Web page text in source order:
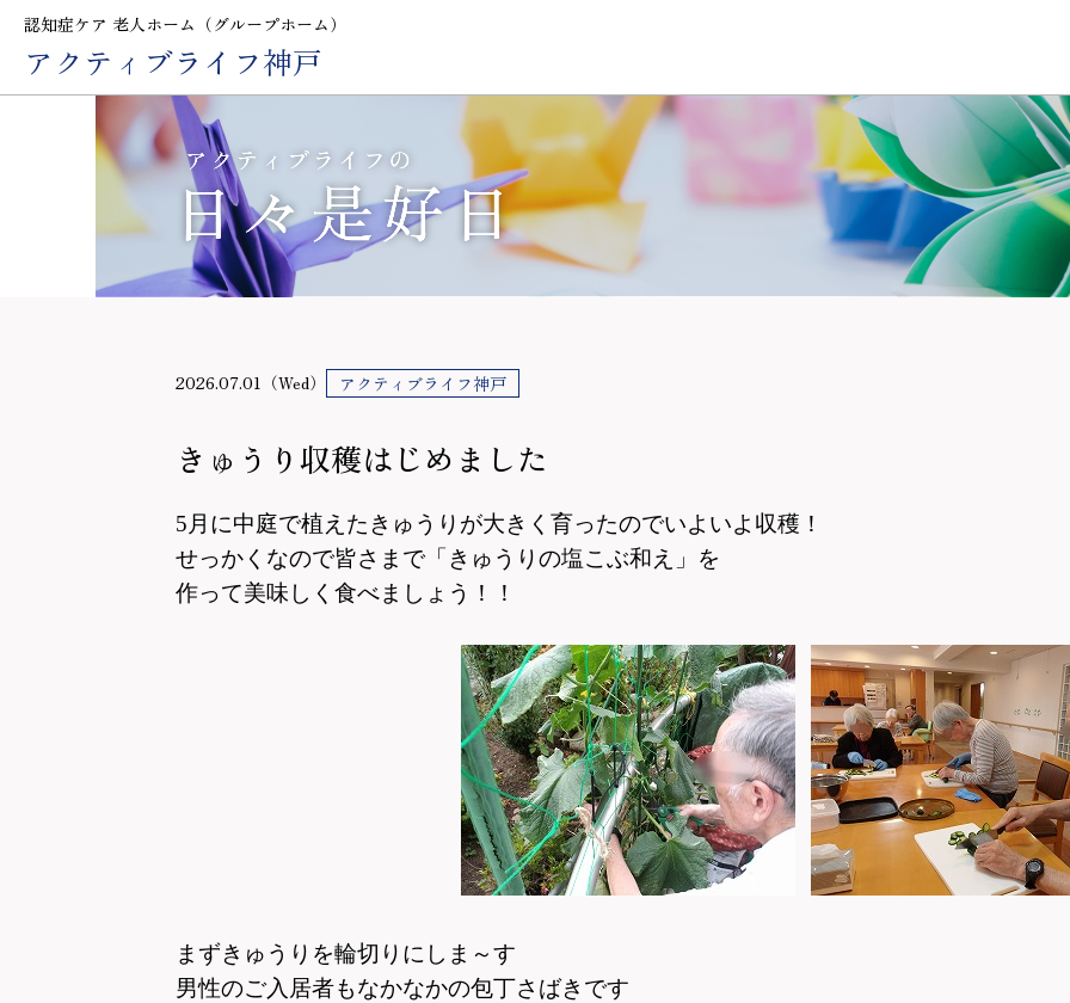
認知症ケア 老人ホーム（グループホーム）
アクティブライフ神戸
2026.07.01（Wed） アクティブライフ神戸
きゅうり収穫はじめました
5月に中庭で植えたきゅうりが大きく育ったのでいよいよ収穫！
せっかくなので皆さまで「きゅうりの塩こぶ和え」を
作って美味しく食べましょう！！
まずきゅうりを輪切りにしま～す
男性のご入居者もなかなかの包丁さばきです